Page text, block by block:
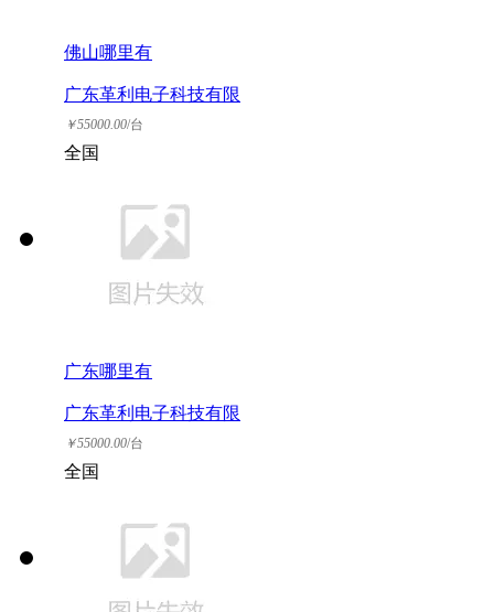
佛山哪里有
广东革利电子科技有限
公司
￥55000.00/台
全国
广东哪里有
广东革利电子科技有限
公司
￥55000.00/台
全国